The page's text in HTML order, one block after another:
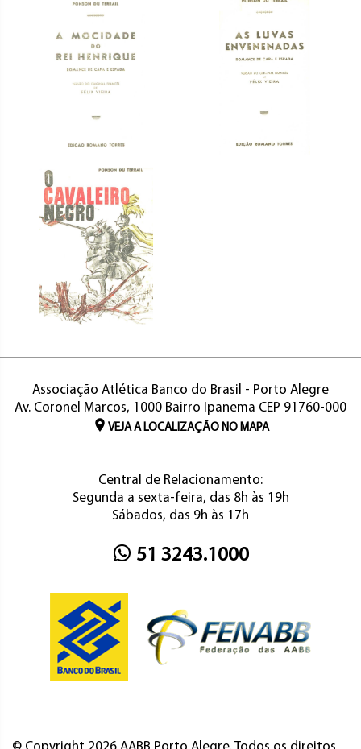
Associação Atlética Banco do Brasil - Porto Alegre
Av. Coronel Marcos, 1000 Bairro Ipanema CEP 91760-000
VEJA A LOCALIZAÇÃO NO MAPA
Central de Relacionamento:
Segunda a sexta-feira, das 8h às 19h
Sábados, das 9h às 17h
51 3243.1000